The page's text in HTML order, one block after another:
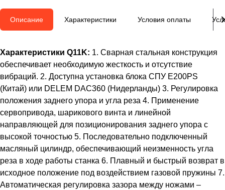
Описание Характеристики Условия оплаты
Характеристики Q11K: 1. Сварная стальная конструкция
обеспечивает необходимую жесткость и отсутствие
вибраций. 2. Доступна установка блока СПУ E200PS
(Китай) или DELEM DAC360 (Нидерланды) 3. Регулировка
положения заднего упора и угла реза 4. Применение
сервопривода, шарикового винта и линейной
направляющей для позиционирования заднего упора с
высокой точностью 5. Последовательно подключенный
масляный цилиндр, обеспечивающий неизменность угла
реза в ходе работы станка 6. Плавный и быстрый возврат в
исходное положение под воздействием газовой пружины 7.
Автоматическая регулировка зазора между ножами –